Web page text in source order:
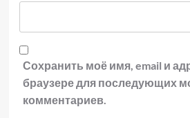
Сохранить моё имя, email и
браузере для последующих
комментариев.